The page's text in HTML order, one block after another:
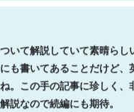
ついて解説していて素晴らし
にも書いてあることだけど、
ね。この手の記事に珍しく、
説なので続編にも期待。